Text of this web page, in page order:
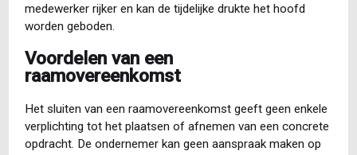
medewerker rijker en kan de tijdelijke drukte het hoofd
worden geboden.
Voordelen van een
raamovereenkomst
Het sluiten van een raamovereenkomst geeft geen enkele
verplichting tot het plaatsen of afnemen van een concrete
opdracht. De ondernemer kan geen aanspraak maken op